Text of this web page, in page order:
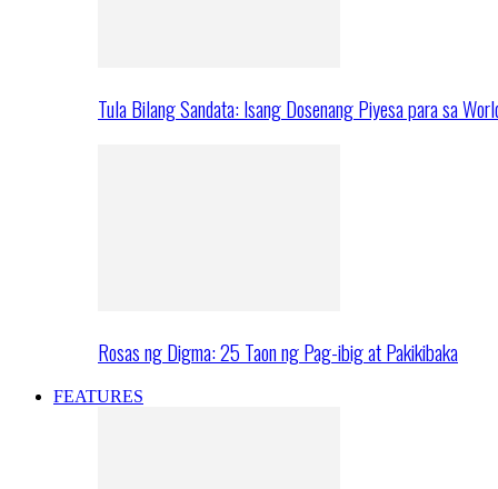
Tula Bilang Sandata: Isang Dosenang Piyesa para sa
Rosas ng Digma: 25 Taon ng Pag-ibig at Pakikibaka
FEATURES